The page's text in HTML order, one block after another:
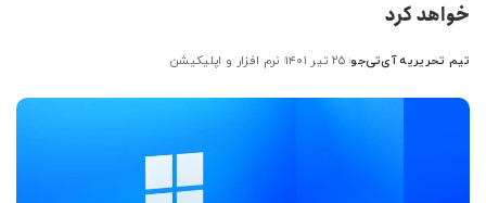
خواهد کرد
ارسال
توسط
تیم تحریریه آی‌تی‌جو ۲۵ تیر ۱۴۰۱ نرم افزار و اپلیکیشن